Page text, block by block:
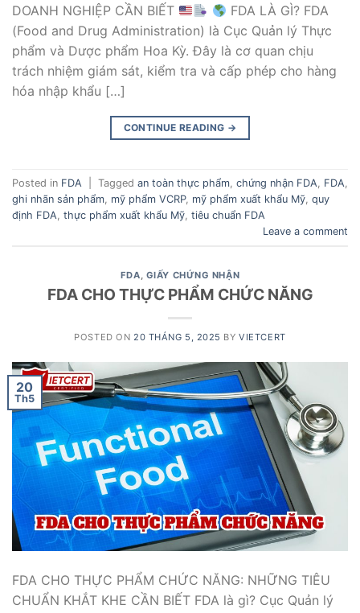
DOANH NGHIỆP CẦN BIẾT
FDA LÀ GÌ? FDA
(Food and Drug Administration) là Cục Quản lý Thực
phẩm và Dược phẩm Hoa Kỳ. Đây là cơ quan chịu
trách nhiệm giám sát, kiểm tra và cấp phép cho hàng
hóa nhập khẩu […]
CONTINUE READING →
Posted in FDA Tagged an toàn thực phẩm chứng nhận FDA FDA
ghi nhãn sản phẩm mỹ phẩm VCRP, mỹ phẩm xuất khẩu Mỹ quy
định FDA thực phẩm xuất khẩu Mỹ tiêu chuẩn FDA
Leave a comment
FDA, GIẤY CHỨNG NHẬN
FDA CHO THỰC PHẨM CHỨC NĂNG
POSTED ON 20 THÁNG 5, 2025 BYVIETCERT
20
Th5
FDA CHO THỰC PHẨM CHỨC NĂNG: NHỮNG TIÊU
CHUẨN KHẮT KHE CẦN BIẾT FDA là gì? Cục Quản lý